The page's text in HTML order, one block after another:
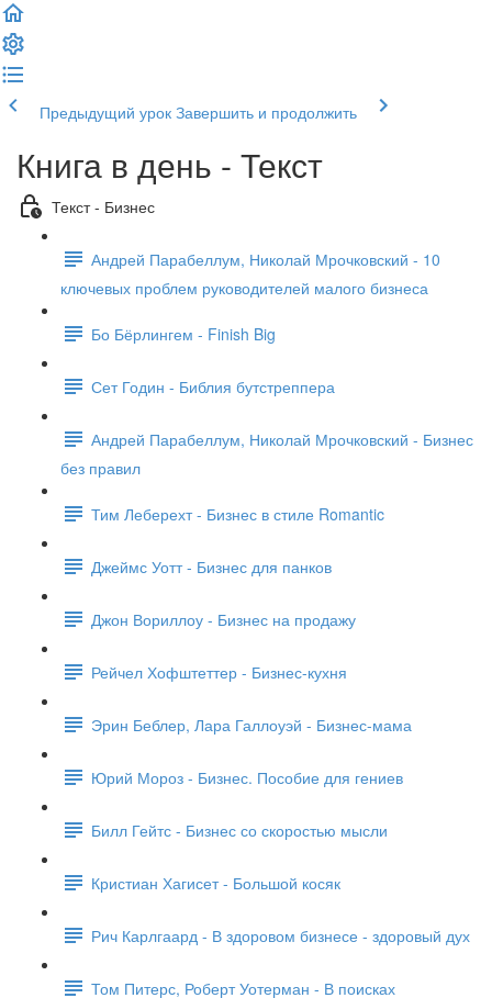
Предыдущий урок Завершить и продолжить
Книга в день - Текст
Текст - Бизнес
Андрей Парабеллум, Николай Мрочковский - 10
ключевых проблем руководителей малого бизнеса
Бо Бёрлингем - Finish Big
Сет Годин - Библия бутстреппера
Андрей Парабеллум, Николай Мрочковский - Бизнес
без правил
Тим Леберехт - Бизнес в стиле Romantic
Джеймс Уотт - Бизнес для панков
Джон Вориллоу - Бизнес на продажу
Рейчел Хофштеттер - Бизнес-кухня
Эрин Беблер, Лара Галлоуэй - Бизнес-мама
Юрий Мороз - Бизнес. Пособие для гениев
Билл Гейтс - Бизнес со скоростью мысли
Кристиан Хагисет - Большой косяк
Рич Карлгаард - В здоровом бизнесе - здоровый дух
Том Питерс, Роберт Уотерман - В поисках